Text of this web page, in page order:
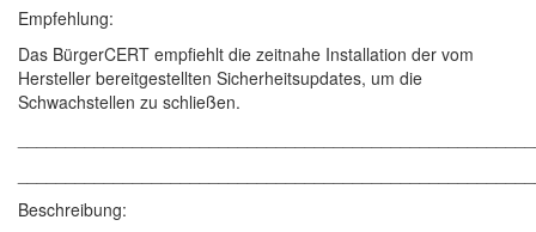
Empfehlung:
Das BürgerCERT empfiehlt die zeitnahe Installation der vom
Hersteller bereitgestellten Sicherheitsupdates, um die
Schwachstellen zu schließen.
Beschreibung: